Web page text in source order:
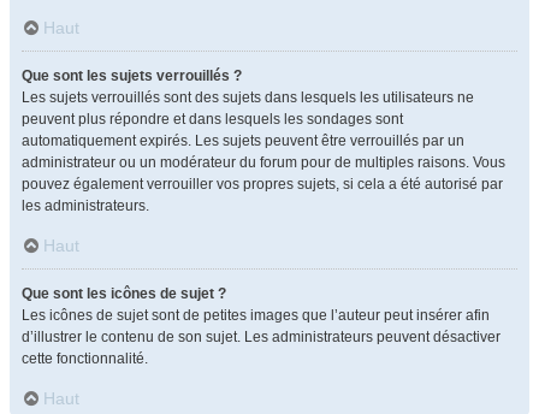
Haut
Que sont les sujets verrouillés ?
Les sujets verrouillés sont des sujets dans lesquels les utilisateurs ne
peuvent plus répondre et dans lesquels les sondages sont
automatiquement expirés. Les sujets peuvent être verrouillés par un
administrateur ou un modérateur du forum pour de multiples raisons. Vous
pouvez également verrouiller vos propres sujets, si cela a été autorisé par
les administrateurs.
Haut
Que sont les icônes de sujet ?
Les icônes de sujet sont de petites images que l’auteur peut insérer afin
d’illustrer le contenu de son sujet. Les administrateurs peuvent désactiver
cette fonctionnalité.
Haut